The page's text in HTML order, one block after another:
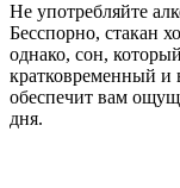
Не употребляйте
Бесспорно, стакан
однако, сон,
кратковременный и
обеспечит вам
дня.